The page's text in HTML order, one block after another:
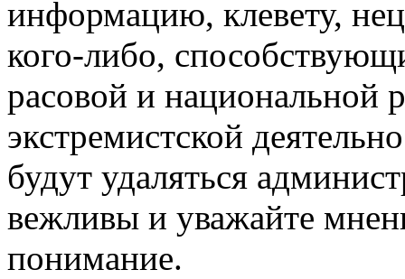
информацию, клевету,
кого-либо,
расовой и национальной
экстремистской
будут удаляться
вежливы и уважайте
понимание.